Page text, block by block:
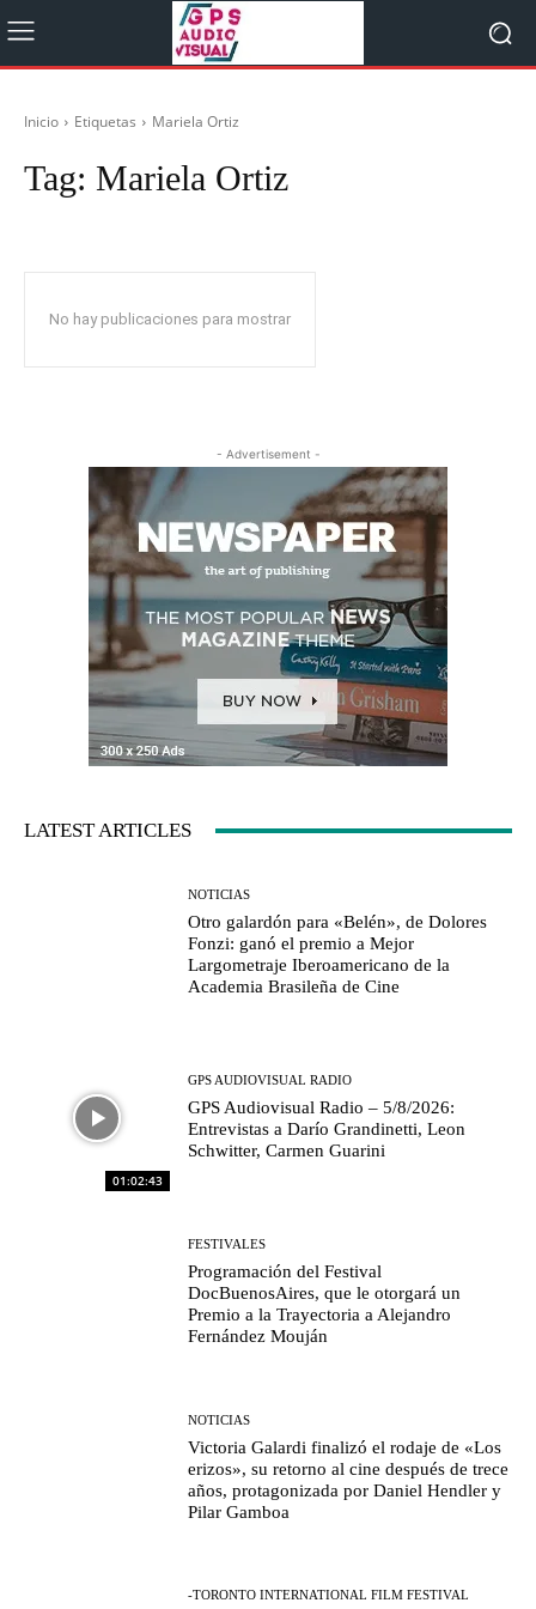
Inicio Etiquetas Mariela Ortiz
Tag: Mariela Ortiz
No hay publicaciones para mostrar
- Advertisement -
LATEST ARTICLES
NOTICIAS
Otro galardón para «Belén», de Dolores
Fonzi: ganó el premio a Mejor
Largometraje Iberoamericano de la
Academia Brasileña de Cine
01:02:43
GPS AUDIOVISUAL RADIO
GPS Audiovisual Radio – 5/8/2026:
Entrevistas a Darío Grandinetti, Leon
Schwitter, Carmen Guarini
FESTIVALES
Programación del Festival
DocBuenosAires, que le otorgará un
Premio a la Trayectoria a Alejandro
Fernández Mouján
NOTICIAS
Victoria Galardi finalizó el rodaje de «Los
erizos», su retorno al cine después de trece
años, protagonizada por Daniel Hendler y
Pilar Gamboa
-TORONTO INTERNATIONAL FILM FESTIVAL